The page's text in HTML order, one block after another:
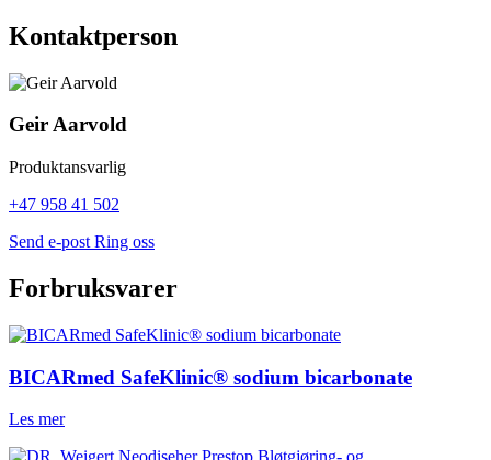
Kontaktperson
Geir Aarvold
Produktansvarlig
+47 958 41 502
Send e-post Ring oss
Forbruksvarer
BICARmed SafeKlinic® sodium bicarbonate
Les mer